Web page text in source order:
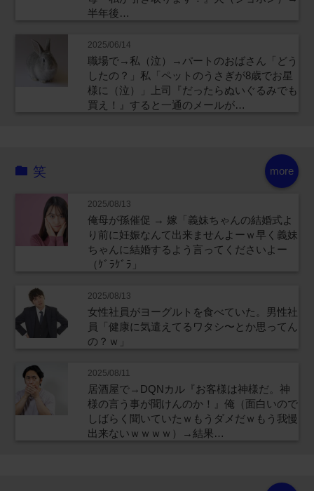
半年後…
2025/06/14
職場で→私（泣）→パートのおばさん「どう
したの？」私「ペットのうさぎが8歳でお星
様に（泣）」上司『だったらぬいぐるみでも
買え！』すると一通のメールが…
more
笑
2025/08/13
俺母が孫催促 → 嫁「義妹ちゃんの結婚式よ
り前に妊娠なんて出来ませんよーｗ早く義妹
ちゃんに結婚するよう言ってくださいよー
（ｹﾞﾗｹﾞﾗ」
2025/08/13
女性社員がヨーグルトを食べていた。男性社
員「健康に気遣えてるワタシ〜とか思ってん
の？ｗ」
2025/08/11
居酒屋で→DQNカル『お客様は神様だ。神
様の言う事が聞けんのか！』俺（面白いので
しばらく聞いていたｗもうダメだｗもう我慢
出来ないｗｗｗｗ）→結果…